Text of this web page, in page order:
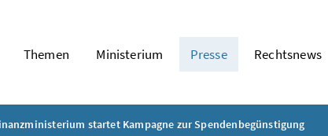
Themen Ministerium Presse Rechtsnews
startet Kampagne zur Spendenbegünstigung